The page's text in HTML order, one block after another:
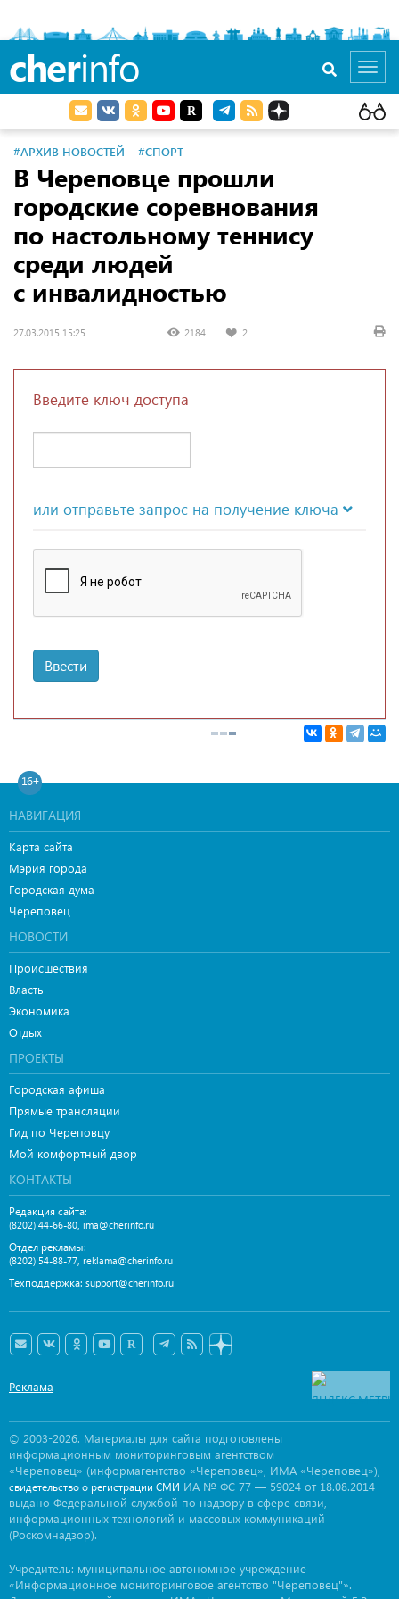
cherinfo
#АРХИВ НОВОСТЕЙ #СПОРТ
В Череповце прошли
городские соревнования
по настольному теннису
среди людей
с инвалидностью
27.03.2015 15:25 2184 2
Введите ключ доступа
или отправьте запрос на получение ключа
Ввести
16+
НАВИГАЦИЯ
Карта сайта
Мэрия города
Городская дума
Череповец
НОВОСТИ
Происшествия
Власть
Экономика
Отдых
ПРОЕКТЫ
Городская афиша
Прямые трансляции
Гид по Череповцу
Мой комфортный двор
КОНТАКТЫ
Редакция сайта:
(8202) 44-66-80 ima@cherinfo.ru
Отдел рекламы:
(8202) 54-88-77 reklama@cherinfo.ru
Техподдержка: support@cherinfo.ru
Реклама
© 2003-2026. Материалы для сайта подготовлены
информационным мониторинговым агентством
«Череповец» (информагентство «Череповец», ИМА «Череповец»),
свидетельство о регистрации СМИ ИА № ФС 77 — 59024 от 18.08.2014
выдано Федеральной службой по надзору в сфере связи,
информационных технологий и массовых коммуникаций
(Роскомнадзор).
Учредитель: муниципальное автономное учреждение
«Информационное мониторинговое агентство "Череповец"».